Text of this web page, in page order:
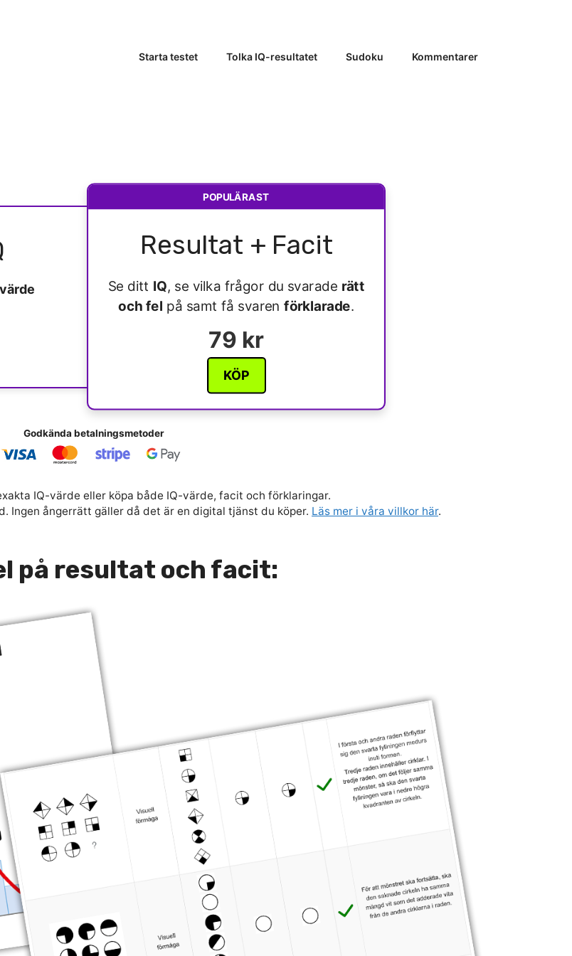
Starta testet Tolka IQ-resultatet Sudoku Kommentarer
POPULÄRAST
Resultat + Facit
Se ditt IQ, se vilka frågor du svarade rätt
och fel på samt få svarenförklarade.
79 kr
KÖP
Godkända betalningsmetoder
IQ-värde eller köpa både IQ-värde, facit och förklaringar.
Ingen ångerrätt gäller då det är en digital tjänst du köper. Läs mer i våra villkor här.
på resultat och facit: